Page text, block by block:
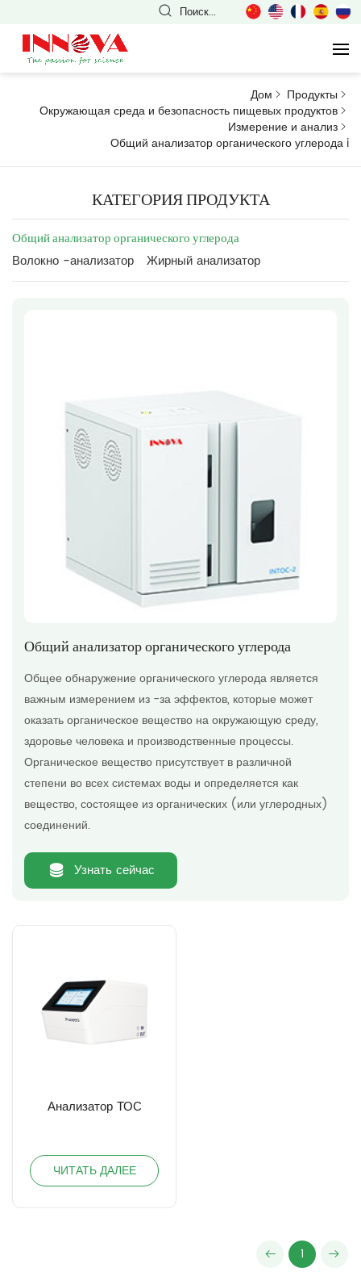
Поиск...
Дом
Продукты
Окружающая среда и безопасность пищевых продуктов
Измерение и анализ
Общий анализатор органического углерода i
КАТЕГОРИЯ ПРОДУКТА
Общий анализатор органического углерода
Волокно -анализатор Жирный анализатор
Общий анализатор органического углерода
Общее обнаружение органического углерода является
важным измерением из -за эффектов, которые может
оказать органическое вещество на окружающую среду,
здоровье человека и производственные процессы.
Органическое вещество присутствует в различной
степени во всех системах воды и определяется как
вещество, состоящее из органических (или углеродных)
соединений.
Узнать сейчас
Анализатор ТОС
ЧИТАТЬ ДАЛЕЕ
1